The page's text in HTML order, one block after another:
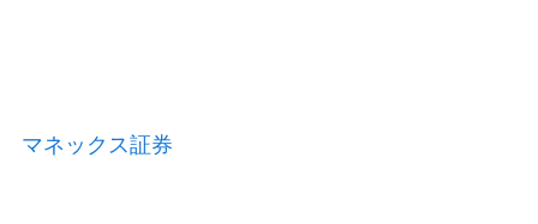
マネックス証券